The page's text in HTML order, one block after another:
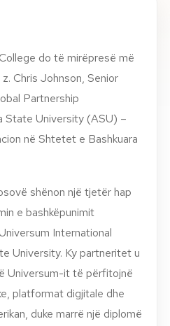
Request Info
do të mirëpresë më
Chris Johnson, Senior
Partnership
State University (ASU) –
në Shtetet e Bashkuara
shënon një tjetër hap
e bashkëpunimit
International
University. Ky partneritet u
Universum-it të përfitojnë
platformat digjitale dhe
duke marrë një diplomë